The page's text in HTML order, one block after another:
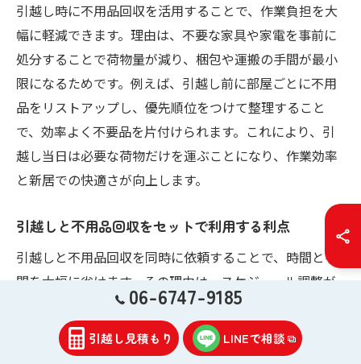
引越し時に不用品回収を活用することで、作業負担を大
幅に軽減できます。理由は、不要な家具や家電を事前に
処分することで荷物量が減り、梱包や運搬の手間が最小
限になるためです。例えば、引越し前に部屋ごとに不用
品をリストアップし、優先順位をつけて整理すること
で、効率よく不要品を片付けられます。これにより、引
越し当日は必要な荷物だけを運ぶことになり、作業効率
と新居での快適さが向上します。
引越しと不用品回収をセットで利用する利点
引越しと不用品回収を同時に依頼することで、時間と手
間を大幅に省けます。その理由は、スケジュール調整が
一度で済み、効率的に作業が進むからです。具体的に
は、ハヤノ引越サービスのように引越しと不用品回収を
ワンストップで提供する業者を選ぶことで、引越し当日
06-6747-9185
引越し見積もり LINEで相談